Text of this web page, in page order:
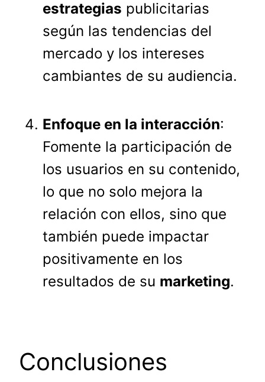
estrategias publicitarias
según las tendencias del
mercado y los intereses
cambiantes de su audiencia.
Enfoque en la interacción:
Fomente la participación de
los usuarios en su contenido,
lo que no solo mejora la
relación con ellos, sino que
también puede impactar
positivamente en los
resultados de su marketing.
Conclusiones